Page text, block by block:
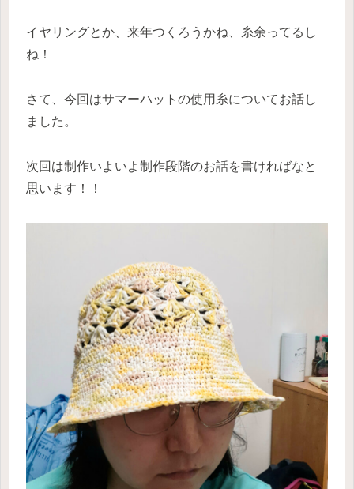
イヤリングとか、来年つくろうかね、糸余ってるし
ね！
さて、今回はサマーハットの使用糸についてお話し
ました。
次回は制作いよいよ制作段階のお話を書ければなと
思います！！